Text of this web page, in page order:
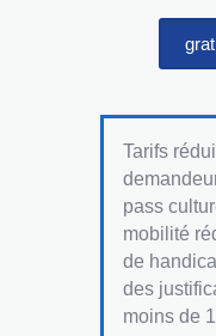
Tarifs
pass
mobilité
de
des
moins de